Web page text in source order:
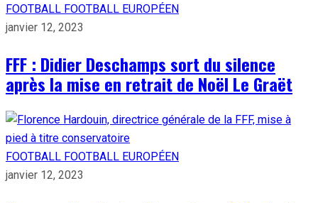
FOOTBALL FOOTBALL EUROPÉEN
janvier 12, 2023
FFF : Didier Deschamps sort du silence
après la mise en retrait de Noël Le Graët
FOOTBALL FOOTBALL EUROPÉEN
janvier 12, 2023